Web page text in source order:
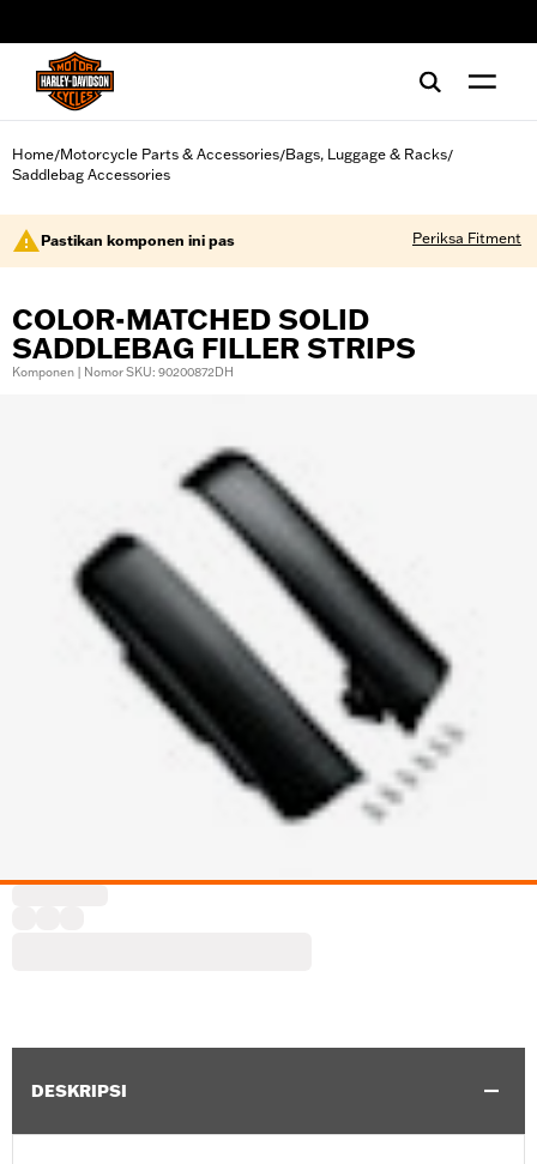
Home/Motorcycle Parts & Accessories/Bags, Luggage & Racks/
Saddlebag Accessories
Pastikan komponen ini pas Periksa Fitment
COLOR-MATCHED SOLID
SADDLEBAG FILLER STRIPS
Komponen | Nomor SKU: 90200872DH
DESKRIPSI